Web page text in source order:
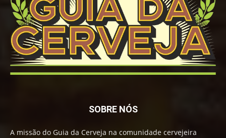
SOBRE NÓS
A missão do Guia da Cerveja na comunidade cervejeira